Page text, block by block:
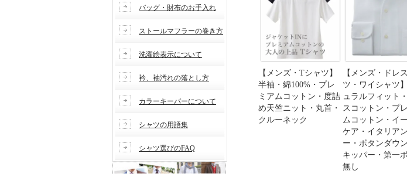
バッグ・財布のお手入れ
ストールマフラーの巻き方
洗濯絵表示について
衿、袖汚れの落とし方
カラーキーパーについて
シャツの用語集
シャツ選びのFAQ
【メンズ・Tシャツ】
半袖・綿100%・プレ
ミアムコットン・度詰
め天竺ニット・丸首・
クルーネック
【メンズ・ドレ
ツ・ワイシャツ
ュラルフィット
スコットン・プ
ムコットン・イ
ケア・イタリア
ー・ボタンダウ
キッパー・第一
無し